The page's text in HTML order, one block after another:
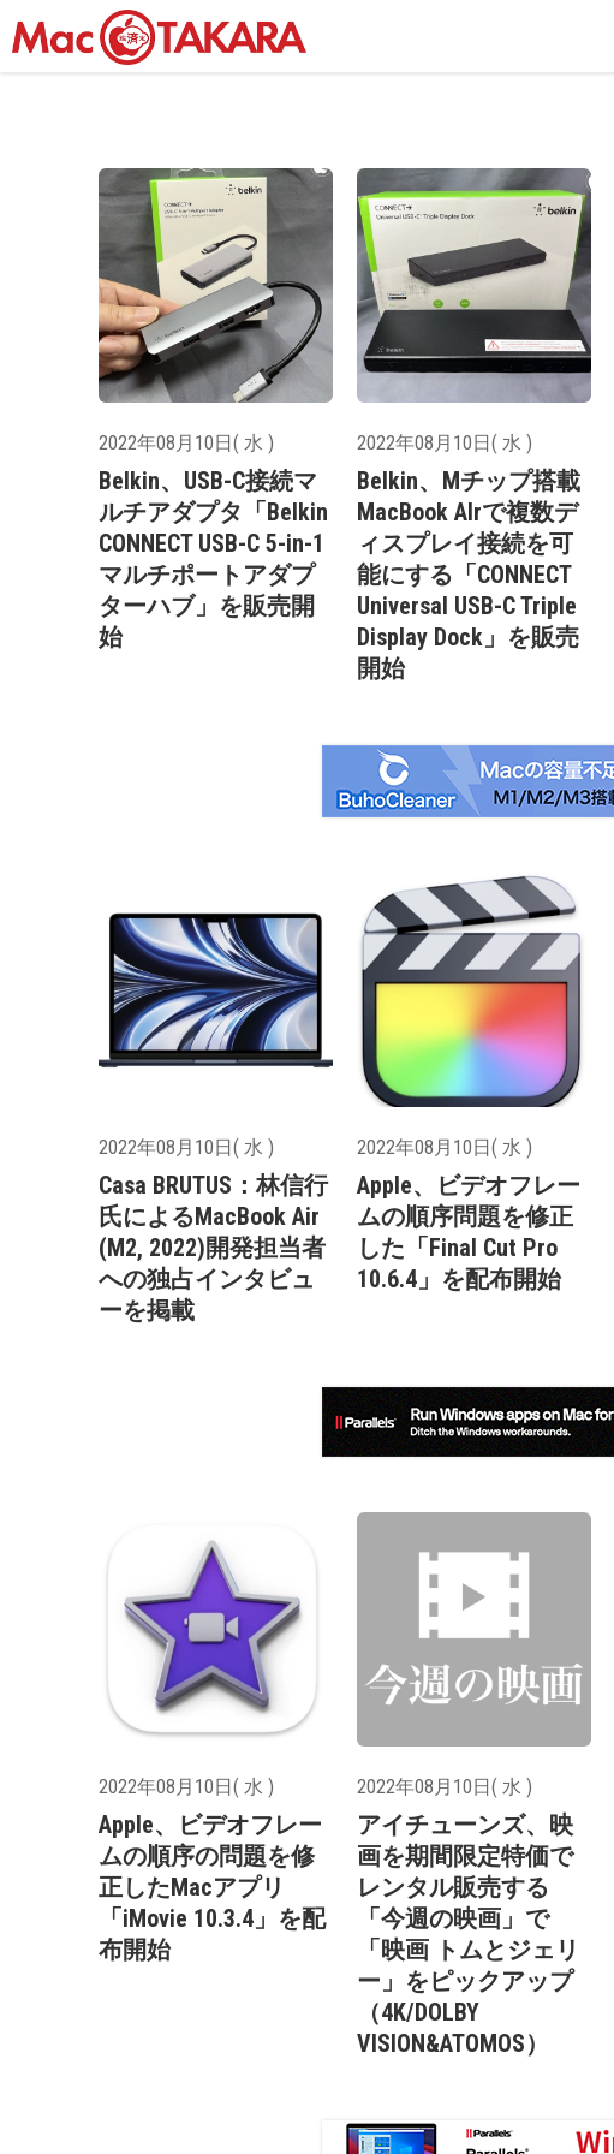
2022年08月10日( 水 )
Belkin、USB-C接続マ
ルチアダプタ「Belkin
CONNECT USB-C 5-in-1
マルチポートアダプ
ターハブ」を販売開
始
2022年08月10日( 水 )
Belkin、Mチップ搭載
MacBook AIrで複数デ
ィスプレイ接続を可
能にする「CONNECT
Universal USB-C Triple
Display Dock」を販売
開始
2022年08月10日( 水 )
Casa BRUTUS：林信行
氏によるMacBook Air
(M2, 2022)開発担当者
への独占インタビュ
ーを掲載
2022年08月10日( 水 )
Apple、ビデオフレー
ムの順序問題を修正
した「Final Cut Pro
10.6.4」を配布開始
2022年08月10日( 水 )
Apple、ビデオフレー
ムの順序の問題を修
正したMacアプリ
「iMovie 10.3.4」を配
布開始
2022年08月10日( 水 )
アイチューンズ、映
画を期間限定特価で
レンタル販売する
「今週の映画」で
「映画 トムとジェリ
ー」をピックアップ
（4K/DOLBY
VISION&ATOMOS）